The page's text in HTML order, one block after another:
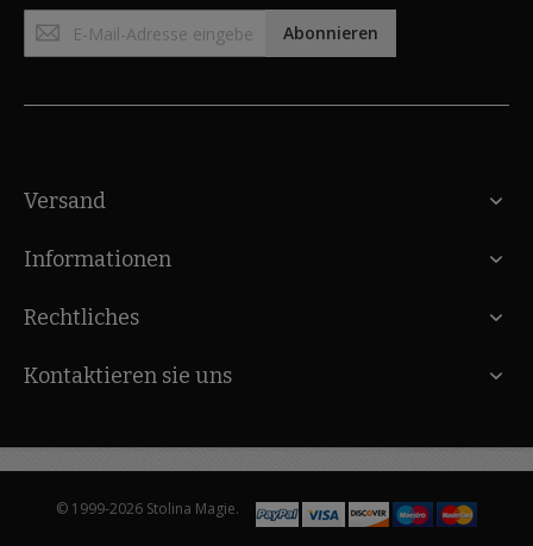
Anmeldung
zum
Abonnieren
Versand
Informationen
Rechtliches
Kontaktieren sie uns
© 1999-2026 Stolina Magie.